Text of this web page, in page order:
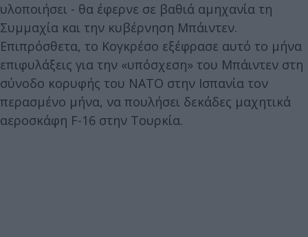
υλοποιήσει - θα έφερνε σε βαθιά αμηχανία τη
Συμμαχία και την κυβέρνηση Μπάιντεν.
Επιπρόσθετα, το Κογκρέσο εξέφρασε αυτό το μήνα
επιφυλάξεις για την «υπόσχεση» του Μπάιντεν στη
σύνοδο κορυφής του ΝΑΤΟ στην Ισπανία τον
περασμένο μήνα, να πουλήσει δεκάδες μαχητικά
αεροσκάφη F-16 στην Τουρκία.